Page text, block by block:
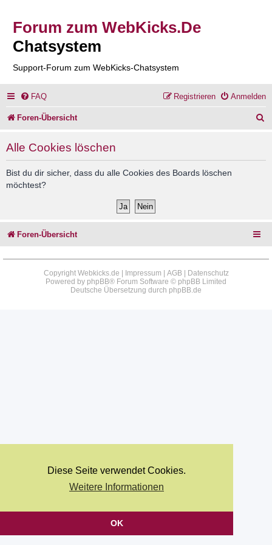
Diese Seite verwendet Cookies.
Weitere Informationen
OK
Forum zum WebKicks.De
Chatsystem
Support-Forum zum WebKicks-Chatsystem
FAQ Anmelden
Registrieren
Foren-Übersicht
Alle Cookies löschen
Bist du dir sicher, dass du alle Cookies des Boards löschen
möchtest?
Foren-Übersicht
Copyright Webkicks.de | Impressum AGB|
Datenschutz
Powered by phpBB® Forum Software © phpBB Limited
Deutsche Übersetzung durch phpBB.de